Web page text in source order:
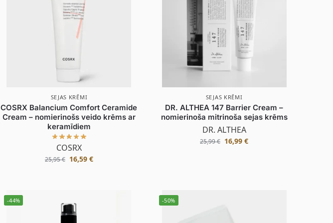
SEJAS KRĒMI
COSRX Balancium Comfort Ceramide
Cream – nomierinošs veido krēms ar
keramīdiem
COSRX
25,95€ 16,59 €
SEJAS KRĒMI
DR. ALTHEA 147 Barrier Cream –
nomierinoša mitrinoša sejas krēms
DR. ALTHEA
25,99€ 16,99€
-44% -50%